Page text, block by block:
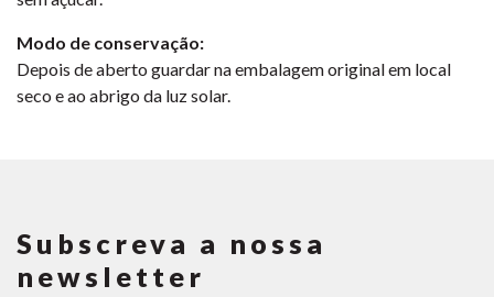
Modo de conservação:
Depois de aberto guardar na embalagem original em local
seco e ao abrigo da luz solar.
Subscreva a nossa
newsletter